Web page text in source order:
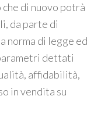
di nuovo potrà
da parte di
norma di legge ed
dettati
affidabilità,
in vendita su